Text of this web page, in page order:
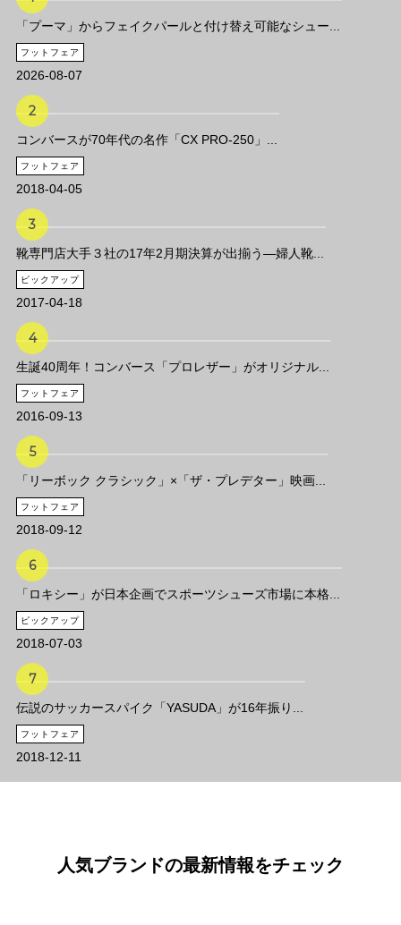
「プーマ」からフェイクパールと付け替え可能なシュー...
フットフェア
2026-08-07
コンバースが70年代の名作「CX PRO-250」...
フットフェア
2018-04-05
靴専門店大手３社の17年2月期決算が出揃う―婦人靴...
ピックアップ
2017-04-18
生誕40周年！コンバース「プロレザー」がオリジナル...
フットフェア
2016-09-13
「リーボック クラシック」×「ザ・プレデター」映画...
フットフェア
2018-09-12
「ロキシー」が日本企画でスポーツシューズ市場に本格...
ピックアップ
2018-07-03
伝説のサッカースパイク「YASUDA」が16年振り...
フットフェア
2018-12-11
人気ブランドの最新情報をチェック